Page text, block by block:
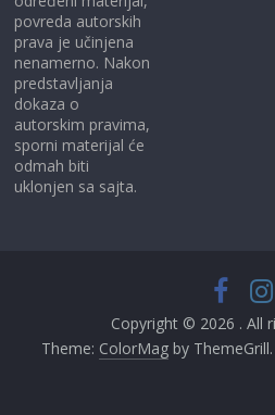
povreda autorskih
prava je učinjena
nenamerno. Nakon
predstavljanja
dokaza o
autorskim pravima,
sporni materijal će
odmah biti
uklonjen sa sajta.
Copyright © 2026 . All
Theme: ColorMagby